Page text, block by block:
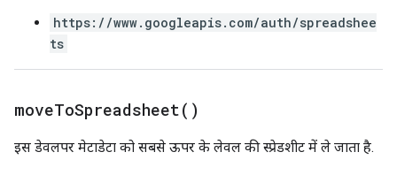
https://www.googleapis.com/auth/spreadshee
ts
moveToSpreadsheet( )
इस डेवलपर मेटाडेटा को सबसे ऊपर के लेवल की स्प्रेडशीट में ले जाता है.